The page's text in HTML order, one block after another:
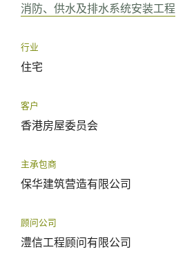
消防、供水及排水系统安装工程
行业
住宅
客户
香港房屋委员会
主承包商
保华建筑营造有限公司
顾问公司
澧信工程顾问有限公司